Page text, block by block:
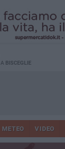
A BISCEGLIE
METEO VIDEO